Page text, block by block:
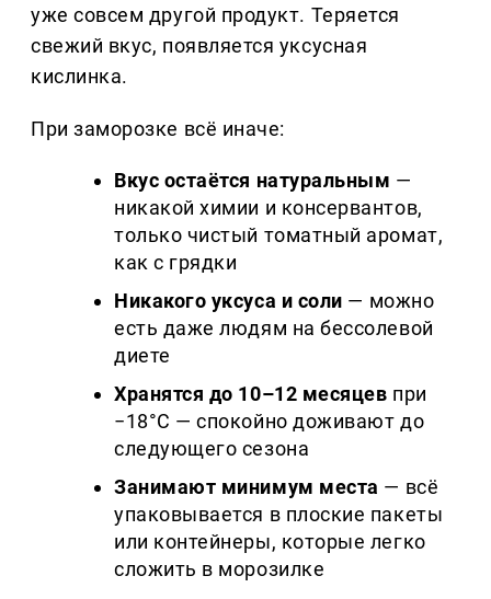
уже совсем другой продукт. Теряется
свежий вкус, появляется уксусная
кислинка.
При заморозке всё иначе:
Вкус остаётся натуральным —
никакой химии и консервантов,
только чистый томатный аромат,
как с грядки
Никакого уксуса и соли — можно
есть даже людям на бессолевой
диете
Хранятся до 10–12 месяцев при
−18°C — спокойно доживают до
следующего сезона
Занимают минимум места — всё
упаковывается в плоские пакеты
или контейнеры, которые легко
сложить в морозилке